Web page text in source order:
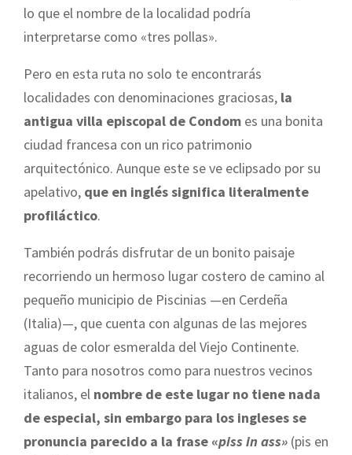
lo que el nombre de la localidad podría
interpretarse como «tres pollas».
Pero en esta ruta no solo te encontrarás
localidades con denominaciones graciosas, la
antigua villa episcopal de Condom es una bonita
ciudad francesa con un rico patrimonio
arquitectónico. Aunque este se ve eclipsado por su
apelativo, que en inglés significa literalmente
profiláctico.
También podrás disfrutar de un bonito paisaje
recorriendo un hermoso lugar costero de camino al
pequeño municipio de Piscinias —en Cerdeña
(Italia)—, que cuenta con algunas de las mejores
aguas de color esmeralda del Viejo Continente.
Tanto para nosotros como para nuestros vecinos
italianos, el nombre de este lugar no tiene nada
de especial, sin embargo para los ingleses se
pronuncia parecido a la frase «piss in ass» (pis en